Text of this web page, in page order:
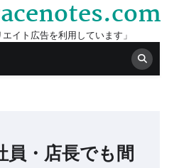
イト広告を利用しています」
員・店長でも間